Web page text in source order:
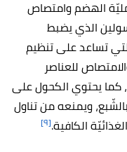
الهضم وامتصاص
الذي يضبط
تساعد على تنظيم
للعناصر
كما يحتوي الكحول على
ويمنعه من تناول
الكافية.[٩]